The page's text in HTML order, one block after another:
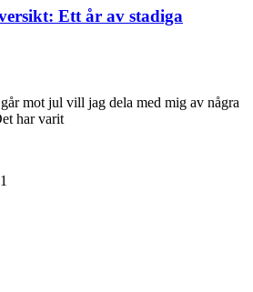
Ett år av stadiga
mot jul vill jag dela med mig av några
har varit